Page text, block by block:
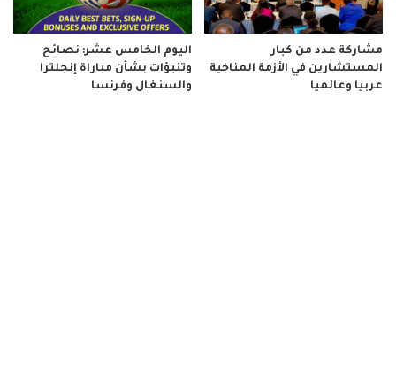
مشاركة عدد من كبار
المستشارين في الأزمة المناخية
عربيا وعالميا
اليوم الخامس عشر: نصائح
وتنبؤات بشأن مباراة إنجلترا
والسنغال وفرنسا